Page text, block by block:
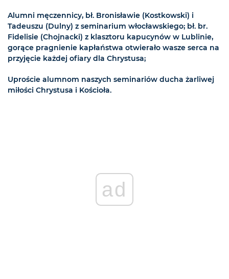
Alumni męczennicy, bł. Bronisławie (Kostkowski) i
Tadeuszu (Dulny) z seminarium włocławskiego; bł. br.
Fidelisie (Chojnacki) z klasztoru kapucynów w Lublinie,
gorące pragnienie kapłaństwa otwierało wasze serca na
przyjęcie każdej ofiary dla Chrystusa;
Uproście alumnom naszych seminariów ducha żarliwej
miłości Chrystusa i Kościoła.
ad